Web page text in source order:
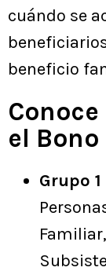
cuándo se
beneficio
el
Grupo